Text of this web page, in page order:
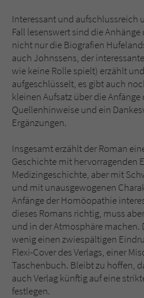
Interessant und aufschlussreich
Fall lesenswert sind die
nicht nur die Biografien
auch Johnssens, der
wie keine Rolle spielt) erzählt
aufgeschlüsselt, es gibt auch
kleinen Aufsatz über die
Quellenhinweise und ein
Ergänzungen.
Insgesamt erzählt der Roman
Geschichte mit hervorragenden
Medizingeschichte, aber mit
und mit unausgewogenen
Anfänge der Homöopathie
dieses Romans richtig, muss
und in der Atmosphäre machen.
wenig einen zwiespältigen
Flexi-Cover des Verlags, einer
Taschenbuch. Bleibt zu hoffen,
auch Verlag künftig auf eine
festlegen.